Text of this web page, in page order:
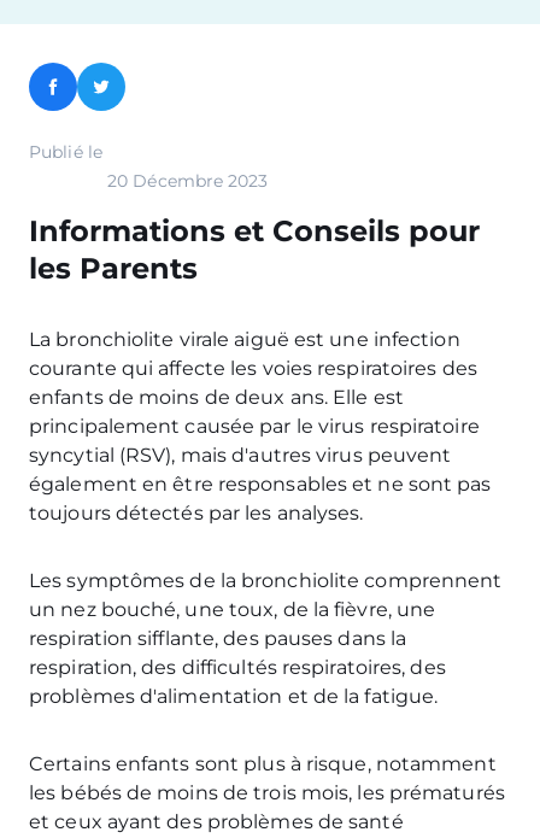
Facebook
Twitter
Publié le
20 Décembre 2023
Informations et Conseils pour
les Parents
La bronchiolite virale aiguë est une infection
courante qui affecte les voies respiratoires des
enfants de moins de deux ans. Elle est
principalement causée par le virus respiratoire
syncytial (RSV), mais d'autres virus peuvent
également en être responsables et ne sont pas
toujours détectés par les analyses.
Les symptômes de la bronchiolite comprennent
un nez bouché, une toux, de la fièvre, une
respiration sifflante, des pauses dans la
respiration, des difficultés respiratoires, des
problèmes d'alimentation et de la fatigue.
Certains enfants sont plus à risque, notamment
les bébés de moins de trois mois, les prématurés
et ceux ayant des problèmes de santé